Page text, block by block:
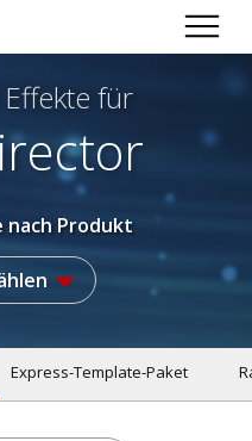
für
nach Produkt
Express-Template-Paket